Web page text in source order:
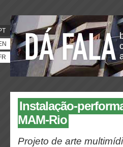
Instalação-
MAM-Rio
Projeto de arte multimí